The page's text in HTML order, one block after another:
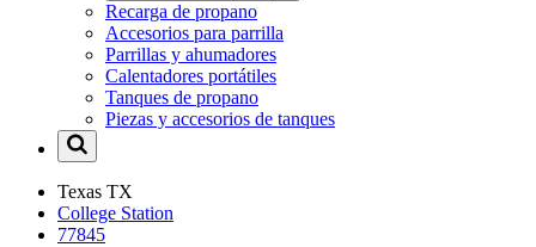
Recarga de propano
Accesorios para parrilla
Parrillas y ahumadores
Calentadores portátiles
Tanques de propano
Piezas y accesorios de tanques
Texas TX
College Station
77845